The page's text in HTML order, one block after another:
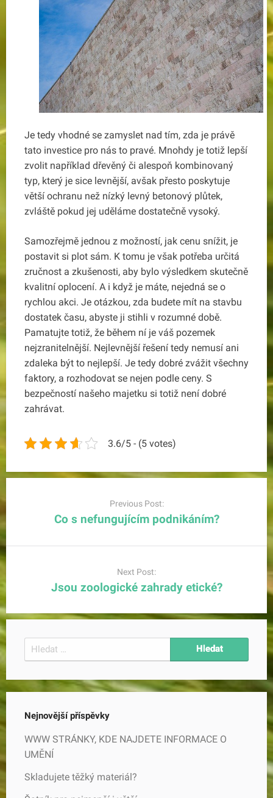
Je tedy vhodné se zamyslet nad tím, zda je právě
tato investice pro nás to pravé. Mnohdy je totiž lepší
zvolit například dřevěný či alespoň kombinovaný
typ, který je sice levnější, avšak přesto poskytuje
větší ochranu než nízký levný betonový plůtek,
zvláště pokud jej uděláme dostatečně vysoký.
Samozřejmě jednou z možností, jak cenu snížit, je
postavit si plot sám. K tomu je však potřeba určitá
zručnost a zkušenosti, aby bylo výsledkem skutečně
kvalitní oplocení. A i když je máte, nejedná se o
rychlou akci. Je otázkou, zda budete mít na stavbu
dostatek času, abyste ji stihli v rozumné době.
Pamatujte totiž, že během ní je váš pozemek
nejzranitelnější. Nejlevnější řešení tedy nemusí ani
zdaleka být to nejlepší. Je tedy dobré zvážit všechny
faktory, a rozhodovat se nejen podle ceny. S
bezpečností našeho majetku si totiž není dobré
zahrávat.
3.6/5 - (5 votes)
navigation
Previous Post:
Co s nefungujícím podnikáním?
Next Post:
Jsou zoologické zahrady etické?
Vyhledávání
Nejnovější příspěvky
WWW STRÁNKY, KDE NAJDETE INFORMACE O
UMĚNÍ
Skladujete těžký materiál?